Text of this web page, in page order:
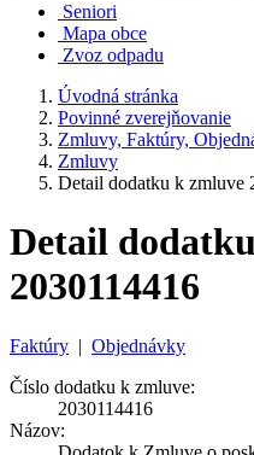
Seniori
Mapa obce
Zvoz odpadu
Úvodná stránka
Povinné zverejňovanie
Zmluvy, Faktúry,
Zmluvy
Detail dodatku k zmluve
Detail
2030114416
Faktúry | Objednávky
Číslo dodatku k zmluve:
2030114416
Názov: